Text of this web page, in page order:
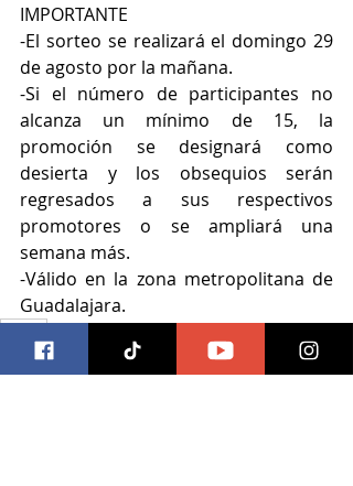
IMPORTANTE
-El sorteo se realizará el domingo 29
de agosto por la mañana.
-Si el número de participantes no
alcanza un mínimo de 15, la
promoción se designará como
desierta y los obsequios serán
regresados a sus respectivos
promotores o se ampliará una
semana más.
-Válido en la zona metropolitana de
Guadalajara.
trivias
Trivias